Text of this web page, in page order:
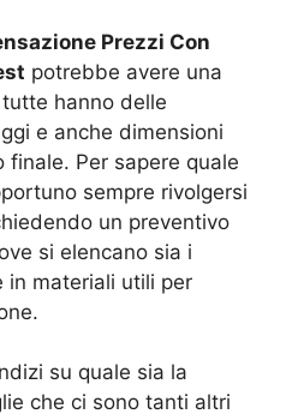
Prezzi Con
potrebbe avere una
hanno delle
e anche dimensioni
finale. Per sapere quale
sempre rivolgersi
un preventivo
si elencano sia i
in materiali utili per
su quale sia la
che ci sono tanti altri